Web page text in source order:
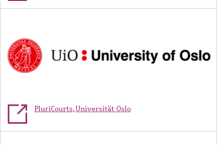
PluriCourts, Universität Oslo